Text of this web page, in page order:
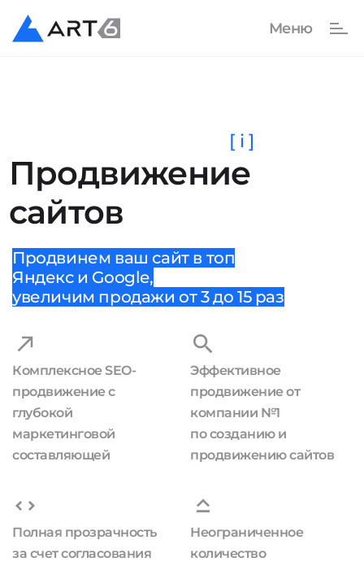
Продвижение
сайтов
[ i ]
Продвинем ваш сайт в топ
Яндекс и Google,
увеличим продажи от 3 до 15 раз
Комплексное SEO-
продвижение с
глубокой
маркетинговой
составляющей
Эффективное
продвижение от
компании №1
по созданию и
продвижению сайтов
Полная прозрачность
за счет согласования
Неограниченное
количество